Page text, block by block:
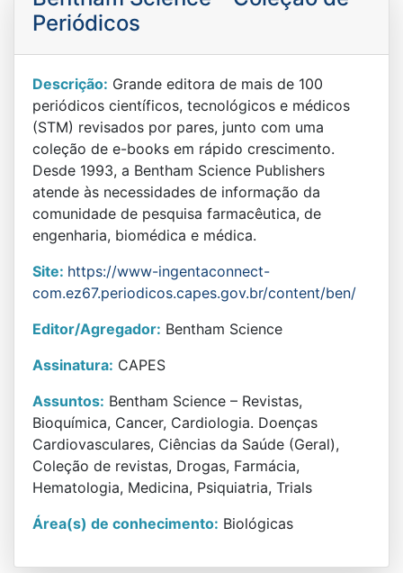
Periódicos
Descrição: Grande editora de mais de 100
periódicos científicos, tecnológicos e médicos
(STM) revisados ​​por pares, junto com uma
coleção de e-books em rápido crescimento.
Desde 1993, a Bentham Science Publishers
atende às necessidades de informação da
comunidade de pesquisa farmacêutica, de
engenharia, biomédica e médica.
Site: https://www-ingentaconnect-
com.ez67.periodicos.capes.gov.br/content/ben/
Editor/Agregador: Bentham Science
Assinatura: CAPES
Assuntos: Bentham Science – Revistas,
Bioquímica, Cancer, Cardiologia. Doenças
Cardiovasculares, Ciências da Saúde (Geral),
Coleção de revistas, Drogas, Farmácia,
Hematologia, Medicina, Psiquiatria, Trials
Área(s) de conhecimento: Biológicas